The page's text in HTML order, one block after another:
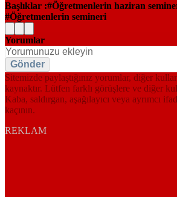
Başlıklar : Öğretmenlerin haziran
Öğretmenlerin semineri
Yorumlar
Gönder
Sitemizde paylaştığınız yorumlar, diğer
kaynaktır. Lütfen farklı görüşlere ve diğer
Kaba, saldırgan, aşağılayıcı veya ayrımcı
kaçının.
REKLAM